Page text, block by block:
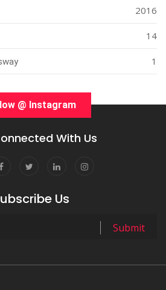
2016
14
1
@ Instagram
With Us
Us